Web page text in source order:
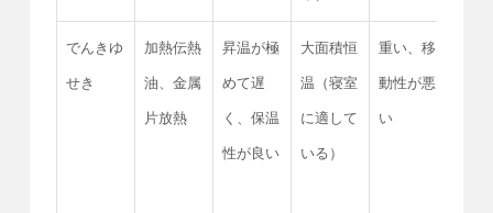
でんきゆ
せき
加熱伝熱
油、金属
片放熱
昇温が極
めて遅
く、保温
性が良い
大面積恒
温（寝室
に適して
いる）
重い、移
動性が悪
い